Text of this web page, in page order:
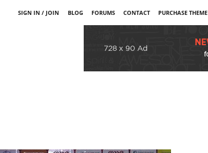
SIGN IN / JOIN BLOG FORUMS CONTACT PURCHASE THEME